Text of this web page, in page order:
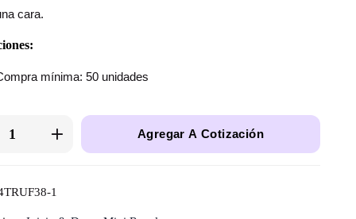
cara.
mínima: 50 unidades
Agregar A Cotización
1